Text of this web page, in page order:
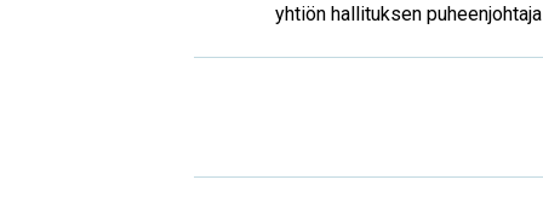
yhtiön hallituksen puheenjohtaja